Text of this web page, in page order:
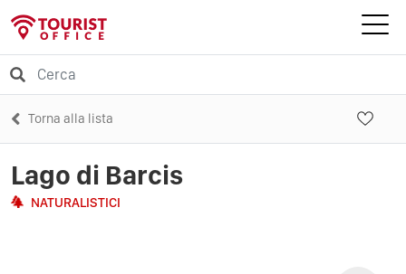
Torna alla lista
Lago di Barcis
NATURALISTICI